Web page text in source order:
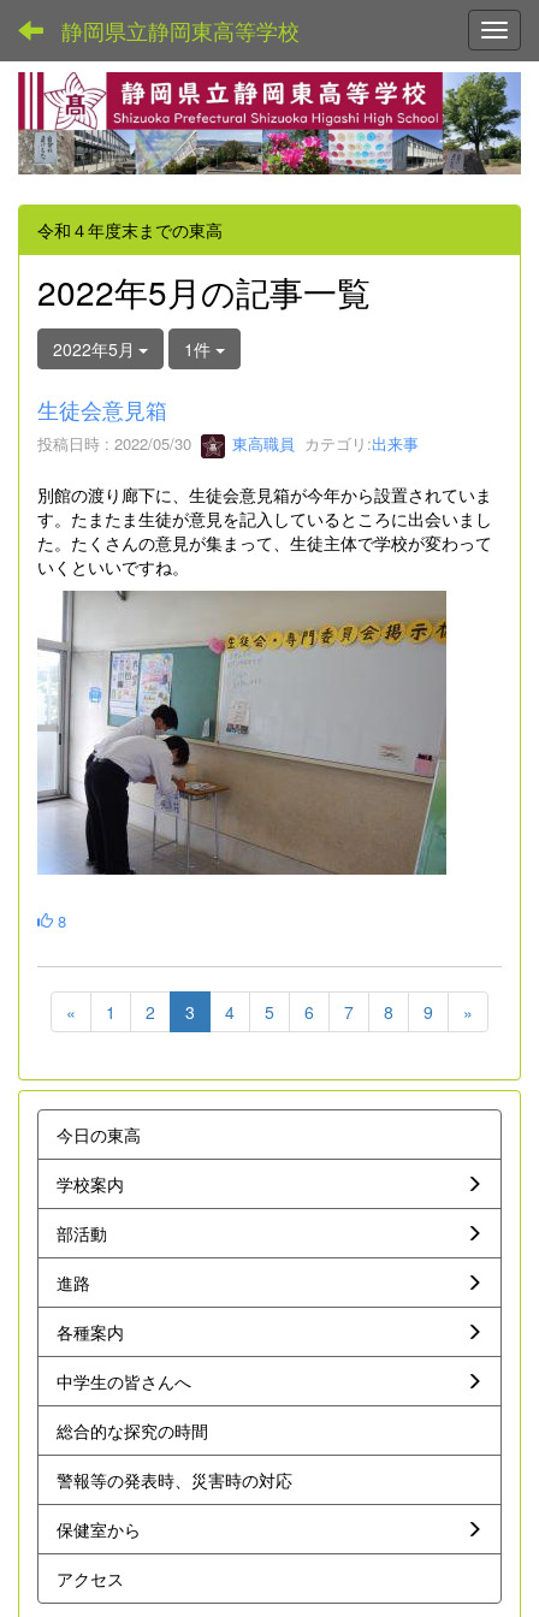
静岡県立静岡東高等学校
令和４年度末までの東高
2022年5月の記事一覧
2022年5月 1件
生徒会意見箱
投稿日時 : 2022/05/30 東高職員 カテゴリ:出来事
別館の渡り廊下に、生徒会意見箱が今年から設置されていま
す。たまたま生徒が意見を記入しているところに出会いまし
た。たくさんの意見が集まって、生徒主体で学校が変わって
いくといいですね。
8
« 1 2 3 4 5 6 7 8 9 »
今日の東高
学校案内
部活動
進路
各種案内
中学生の皆さんへ
総合的な探究の時間
警報等の発表時、災害時の対応
保健室から
アクセス